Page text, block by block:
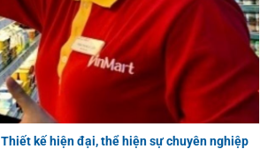
kế hiện đại, thể hiện sự chuyên nghiệp